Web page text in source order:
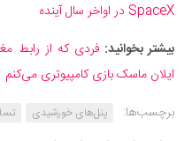
SpaceX در اواخر سال آینده
بیشتر بخوانید: فردی که از رابط
ایلان ماسک بازی کامپیوتری می‌کنم
برچسب‌ها:
پنل‌های خورشیدی